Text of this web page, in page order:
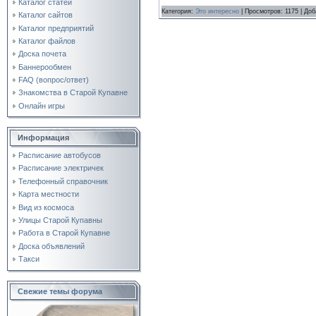
Каталог статей
Каталог сайтов
Каталог предприятий
Каталог файлов
Доска почета
Баннерообмен
FAQ (вопрос/ответ)
Знакомства в Старой Купавне
Онлайн игры
Информация
Расписание автобусов
Расписание электричек
Телефонный справочник
Карта местности
Вид из космоса
Улицы Старой Купавны
Работа в Старой Купавне
Доска объявлений
Такси
Свежие темы форума
Категория: Это интересно | Просмотров: 1175 |